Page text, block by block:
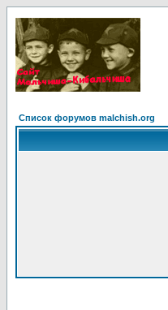
Список форумов malchish.org